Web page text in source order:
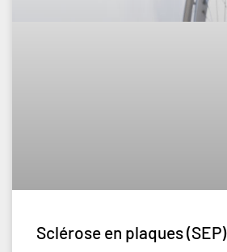
Sclérose en plaques (SEP)